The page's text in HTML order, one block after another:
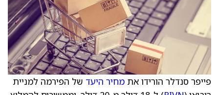
פייפר סנדלר הורידו את מחיר היעד של הפירמה למניית